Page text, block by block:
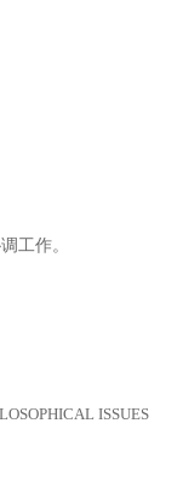
工作。
ISSUES